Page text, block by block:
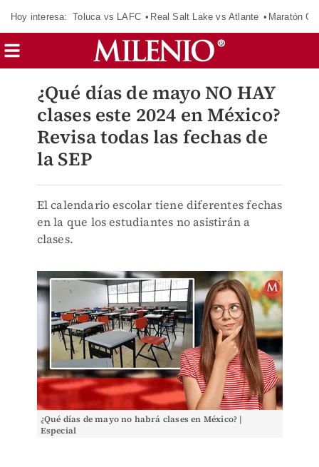
Hoy interesa: Toluca vs LAFC Real Salt Lake vs Atlante Maratón
¿Qué días de mayo NO HAY
clases este 2024 en México?
Revisa todas las fechas de
la SEP
El calendario escolar tiene diferentes fechas
en la que los estudiantes no asistirán a
clases.
¿Qué días de mayo no habrá clases en México? |
Especial